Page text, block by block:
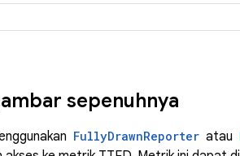
sepenuhnya
FullyDrawnReporter atau